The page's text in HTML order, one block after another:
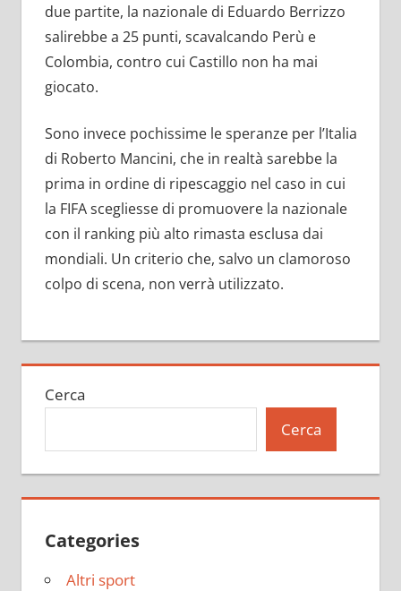
due partite, la nazionale di Eduardo Berrizzo
salirebbe a 25 punti, scavalcando Perù e
Colombia, contro cui Castillo non ha mai
giocato.
Sono invece pochissime le speranze per l’Italia
di Roberto Mancini, che in realtà sarebbe la
prima in ordine di ripescaggio nel caso in cui
la FIFA scegliesse di promuovere la nazionale
con il ranking più alto rimasta esclusa dai
mondiali. Un criterio che, salvo un clamoroso
colpo di scena, non verrà utilizzato.
Cerca
Cerca
Categories
Altri sport